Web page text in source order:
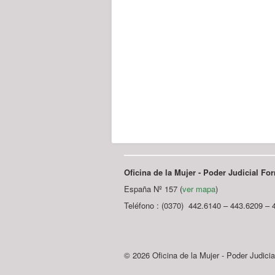
Oficina de la Mujer - Poder Judicial
España Nº 157 (ver mapa)
Teléfono : (0370) 442.6140 – 443.6209 –
© 2026 Oficina de la Mujer - Poder